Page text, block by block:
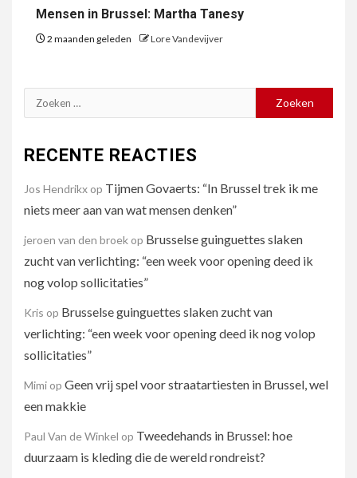
Mensen in Brussel: Martha Tanesy
2 maanden geleden Lore Vandevijver
Zoeken
naar:
RECENTE REACTIES
Jos Hendrikx op Tijmen Govaerts: “In Brussel trek ik me
niets meer aan van wat mensen denken”
jeroen van den broek op Brusselse guinguettes slaken
zucht van verlichting: “een week voor opening deed ik
nog volop sollicitaties”
Kris op Brusselse guinguettes slaken zucht van
verlichting: “een week voor opening deed ik nog volop
sollicitaties”
Mimi op Geen vrij spel voor straatartiesten in Brussel, wel
een makkie
Paul Van de Winkel op Tweedehands in Brussel: hoe
duurzaam is kleding die de wereld rondreist?